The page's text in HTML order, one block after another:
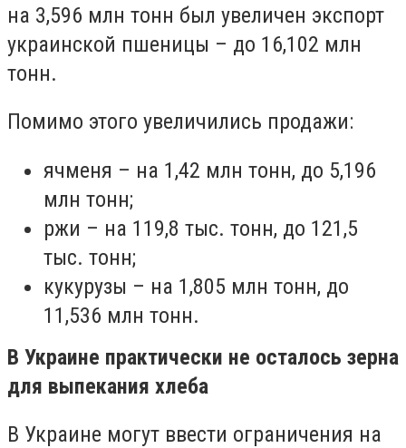
на 3,596 млн тонн был увеличен экспорт
украинской пшеницы – до 16,102 млн
тонн.
Помимо этого увеличились продажи:
ячменя – на 1,42 млн тонн, до 5,196
млн тонн;
ржи – на 119,8 тыс. тонн, до 121,5
тыс. тонн;
кукурузы – на 1,805 млн тонн, до
11,536 млн тонн.
В Украине практически не осталось зерна
для выпекания хлеба
В Украине могут ввести ограничения на